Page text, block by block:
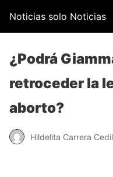
Noticias solo Noticias
¿Podrá
retroceder la
aborto?
Hildelita Carrera